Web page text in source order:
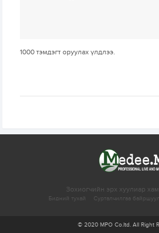
1000 тэмдэгт оруулах үлдлээ.
Зохиогчийн эрх хуулиар
Бидний тухай Сурталчилгаа
© 2020 MPO Co.ltd. All Right